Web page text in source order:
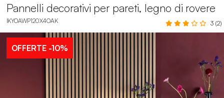
Pannelli decorativi per pareti, legno di rovere
IKYOAWP120X4OAK 3 (2)
OFFERTE-10%